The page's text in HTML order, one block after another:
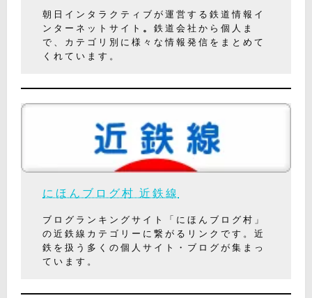
朝日インタラクティブが運営する鉄道情報イ
ンターネットサイト 。鉄道会社から個人ま
で、カテゴリ別に様々な情報発信をまとめて
くれています。
にほんブログ村 近鉄線
ブログランキングサイト「にほんブログ村」
の近鉄線カテゴリーに繋がるリンクです。近
鉄を扱う多くの個人サイト・ブログが集まっ
ています。